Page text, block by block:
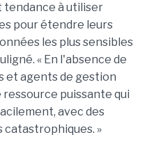
tendance à utiliser
pour étendre leurs
les plus sensibles
« En l'absence de
et agents de gestion
puissante qui
avec des
»